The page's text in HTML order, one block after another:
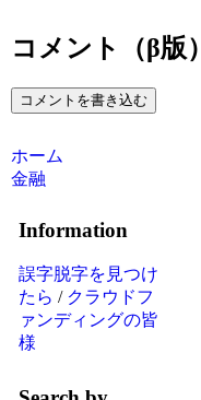
コメント（β版）
コメントを書き込む
ホーム
金融
Information
誤字脱字を見つけ
たら / クラウドフ
ァンディングの皆
様